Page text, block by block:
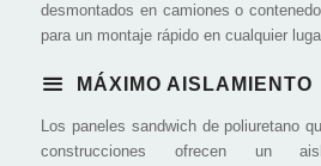
desmontados en camiones o
para un montaje rápido en cualquier
MÁXIMO AISLAMIENTO
Los paneles sandwich de poliuretano
construcciones ofrecen un